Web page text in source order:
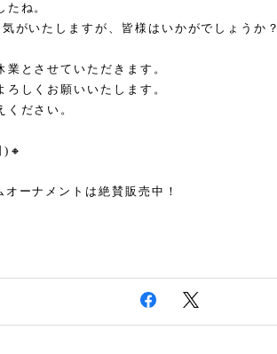
ね。
がいたしますが、皆様はいかがでしょうか？
とさせていただきます。
しくお願いいたします。
ださい。
ーナメントは絶賛販売中！